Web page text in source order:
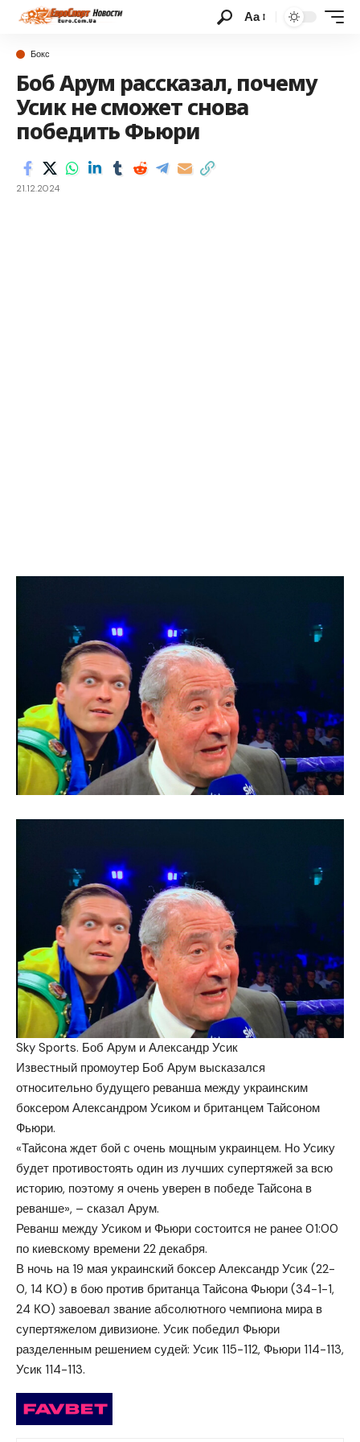
Аа
Бокс
Боб Арум рассказал, почему
Усик не сможет снова
победить Фьюри
21.12.2024
Sky Sports. Боб Арум и Александр Усик
Известный промоутер Боб Арум высказался
относительно будущего реванша между украинским
боксером Александром Усиком и британцем Тайсоном
Фьюри.
«Тайсона ждет бой с очень мощным украинцем. Но Усику
будет противостоять один из лучших супертяжей за всю
историю, поэтому я очень уверен в победе Тайсона в
реванше», – сказал Арум.
Реванш между Усиком и Фьюри состоится не ранее 01:00
по киевскому времени 22 декабря.
В ночь на 19 мая украинский боксер Александр Усик (22-
0, 14 КО) в бою против британца Тайсона Фьюри (34-1-1,
24 КО) завоевал звание абсолютного чемпиона мира в
супертяжелом дивизионе. Усик победил Фьюри
разделенным решением судей: Усик 115-112, Фьюри 114-113,
Усик 114-113.